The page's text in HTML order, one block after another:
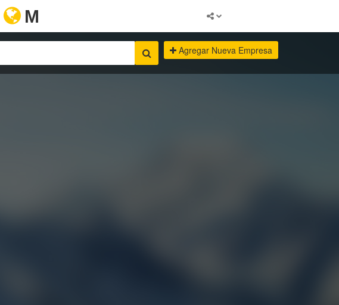
M
Agregar Nueva Empresa